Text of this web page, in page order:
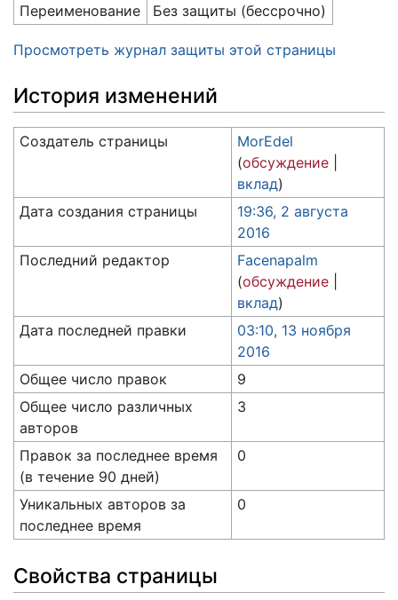
Переименование
Без защиты (бессрочно)
Просмотреть журнал защиты этой страницы
История изменений
Создатель страницы
MorEdel
(обсуждение
вклад)
Дата создания страницы
19:36, 2 августа
2016
Последний редактор
Facenapalm
(обсуждение
вклад)
Дата последней правки
03:10, 13 ноября
2016
Общее число правок
9
Общее число различных
авторов
3
Правок за последнее время
(в течение 90 дней)
0
Уникальных авторов за
последнее время
0
Свойства страницы